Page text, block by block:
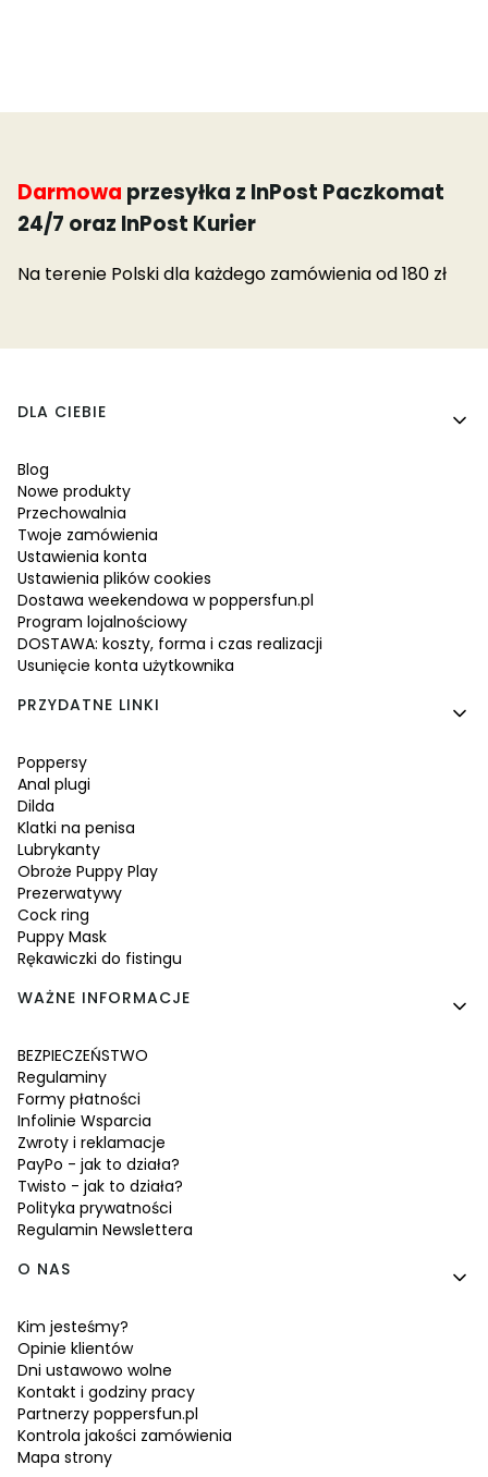
Darmowa przesyłka z InPost Paczkomat
24/7 oraz InPost Kurier
Na terenie Polski dla każdego zamówienia od 180 zł
Linki w stopce
DLA CIEBIE
Blog
Nowe produkty
Przechowalnia
Twoje zamówienia
Ustawienia konta
Ustawienia plików cookies
Dostawa weekendowa w poppersfun.pl
Program lojalnościowy
DOSTAWA: koszty, forma i czas realizacji
Usunięcie konta użytkownika
PRZYDATNE LINKI
Poppersy
Anal plugi
Dilda
Klatki na penisa
Lubrykanty
Obroże Puppy Play
Prezerwatywy
Cock ring
Puppy Mask
Rękawiczki do fistingu
WAŻNE INFORMACJE
BEZPIECZEŃSTWO
Regulaminy
Formy płatności
Infolinie Wsparcia
Zwroty i reklamacje
PayPo - jak to działa?
Twisto - jak to działa?
Polityka prywatności
Regulamin Newslettera
O NAS
Kim jesteśmy?
Opinie klientów
Dni ustawowo wolne
Kontakt i godziny pracy
Partnerzy poppersfun.pl
Kontrola jakości zamówienia
Mapa strony